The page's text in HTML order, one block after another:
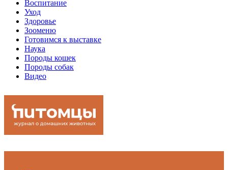
Воспитание
Уход
Здоровье
Зооменю
Готовимся к выставке
Наука
Породы кошек
Породы собак
Видео